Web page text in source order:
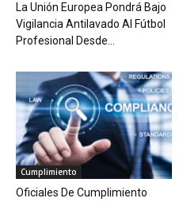
La Unión Europea Pondrá Bajo
Vigilancia Antilavado Al Fútbol
Profesional Desde...
Cumplimiento
Oficiales De Cumplimiento